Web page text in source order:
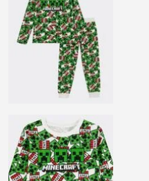
spiderman
5.
sudaderas
pantalones
.
playera polo
10. playera manga larga